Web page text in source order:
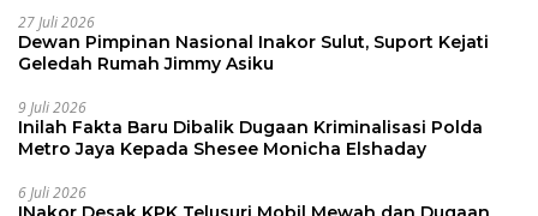
27 Juli 2026
Dewan Pimpinan Nasional Inakor Sulut, Suport Kejati
Geledah Rumah Jimmy Asiku
9 Juli 2026
Inilah Fakta Baru Dibalik Dugaan Kriminalisasi Polda
Metro Jaya Kepada Shesee Monicha Elshaday
6 Juli 2026